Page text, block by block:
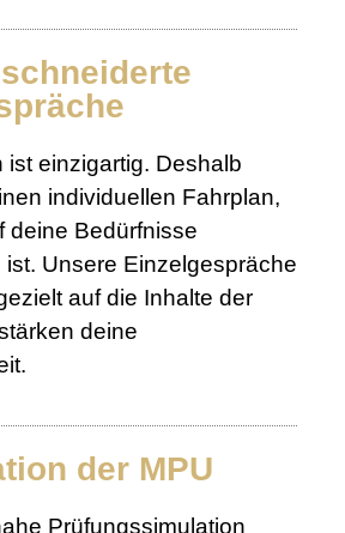
ist einzigartig. Deshalb
individuellen Fahrplan,
deine Bedürfnisse
Unsere Einzelgespräche
auf die Inhalte der
deine
der MPU
Prüfungssimulation